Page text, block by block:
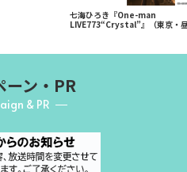
七海ひろき『One-man
LIVE773“Crystal”』（東京・
ーン・PR
& PR